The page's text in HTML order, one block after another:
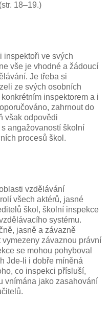
18–19.)
inspektoři ve svých
vše je vhodné a žádoucí
Je třeba si
ze svých osobních
inspektorem a i
zahrnout do
však odpovědi
angažovaností školní
procesů škol.
vzdělávání
všech aktérů, jasné
škol, školní inspekce
systému.
jasně a závazně
závaznou právní
se mohou pohyboval
Jde-li i dobře míněná
co inspekci přísluší,
vnímána jako zasahování